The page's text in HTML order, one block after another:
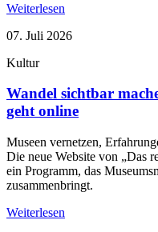
Weiterlesen
07. Juli 2026
Kultur
Wandel sichtbar
geht online
Museen vernetzen,
Die neue Website von „Das
ein Programm, das
zusammenbringt.
Weiterlesen